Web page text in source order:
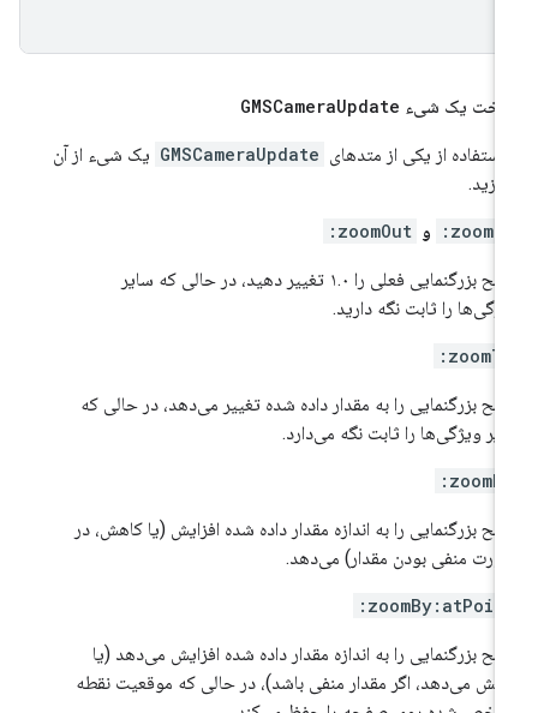
یک شیء GMSCameraUpdate
استفاده از یکی از متدهای GMSCameraUpdate یک شیء از آن
و zoomOut:
سطح بزرگنمایی فعلی را ۱.۰ تغییر دهید، در حالی که سایر
را ثابت نگه دارید.
بزرگنمایی را به مقدار داده شده تغییر می‌دهد، در حالی که
ویژگی‌ها را ثابت نگه می‌دارد.
بزرگنمایی را به اندازه مقدار داده شده افزایش (یا کاهش، در
منفی بودن مقدار) می‌دهد.
بزرگنمایی را به اندازه مقدار داده شده افزایش می‌دهد (یا
می‌دهد، اگر مقدار منفی باشد)، در حالی که موقعیت نقطه